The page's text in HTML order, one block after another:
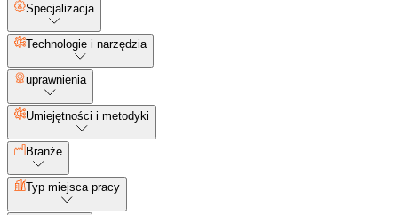
Specjalizacja
Technologie i narzędzia
uprawnienia
Umiejętności i metodyki
Branże
Typ miejsca pracy